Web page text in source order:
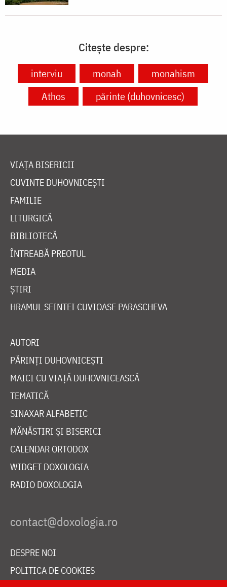
Citește despre:
interviu monah
monahism
Athos
părinte (duhovnicesc)
VIAȚA BISERICII
CUVINTE DUHOVNICEȘTI
FAMILIE
LITURGICĂ
BIBLIOTECĂ
ÎNTREABĂ PREOTUL
MEDIA
ȘTIRI
HRAMUL SFINTEI CUVIOASE PARASCHEVA
AUTORI
PĂRINȚI DUHOVNICEȘTI
MAICI CU VIAȚĂ DUHOVNICEASCĂ
TEMATICĂ
SINAXAR ALFABETIC
MĂNĂSTIRI ȘI BISERICI
CALENDAR ORTODOX
WIDGET DOXOLOGIA
RADIO DOXOLOGIA
DESPRE NOI
POLITICA DE COOKIES